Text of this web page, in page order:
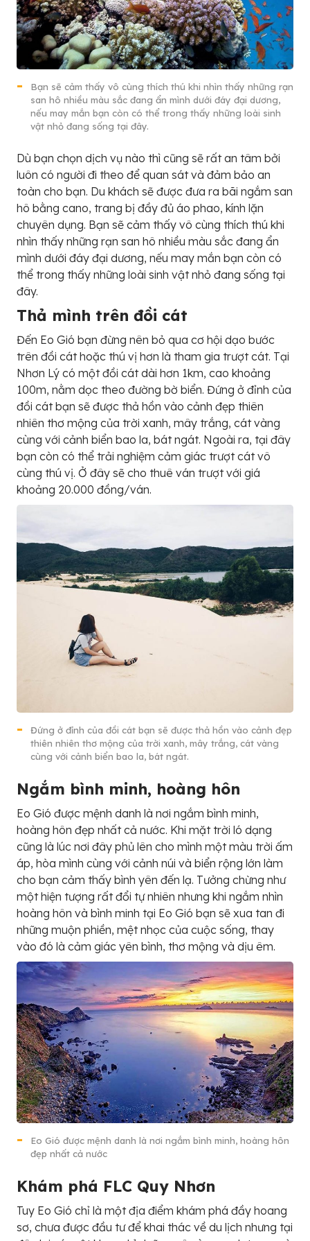
Bạn sẽ cảm thấy vô cùng thích thú khi nhìn thấy những rạn
san hô nhiều màu sắc đang ẩn mình dưới đáy đại dương,
nếu may mắn bạn còn có thể trong thấy những loài sinh
vật nhỏ đang sống tại đây.
Dù bạn chọn dịch vụ nào thì cũng sẽ rất an tâm bởi
luôn có người đi theo để quan sát và đảm bảo an
toàn cho bạn. Du khách sẽ được đưa ra bãi ngắm san
hô bằng cano, trang bị đầy đủ áo phao, kính lặn
chuyên dụng. Bạn sẽ cảm thấy vô cùng thích thú khi
nhìn thấy những rạn san hô nhiều màu sắc đang ẩn
mình dưới đáy đại dương, nếu may mắn bạn còn có
thể trong thấy những loài sinh vật nhỏ đang sống tại
đây.
Thả mình trên đồi cát
Đến Eo Gió bạn đừng nên bỏ qua cơ hội dạo bước
trên đồi cát hoặc thú vị hơn là tham gia trượt cát. Tại
Nhơn Lý có một đồi cát dài hơn 1km, cao khoảng
100m, nằm dọc theo đường bờ biển. Đứng ở đỉnh của
đồi cát bạn sẽ được thả hồn vào cảnh đẹp thiên
nhiên thơ mộng của trời xanh, mây trắng, cát vàng
cùng với cảnh biển bao la, bát ngát. Ngoài ra, tại đây
bạn còn có thể trải nghiệm cảm giác trượt cát vô
cùng thú vị. Ở đây sẽ cho thuê ván trượt với giá
khoảng 20.000 đồng/ván.
Đứng ở đỉnh của đồi cát bạn sẽ được thả hồn vào cảnh đẹp
thiên nhiên thơ mộng của trời xanh, mây trắng, cát vàng
cùng với cảnh biển bao la, bát ngát.
Ngắm bình minh, hoàng hôn
Eo Gió được mệnh danh là nơi ngắm bình minh,
hoàng hôn đẹp nhất cả nước. Khi mặt trời ló dạng
cũng là lúc nơi đây phủ lên cho mình một màu trời ấm
áp, hòa mình cùng với cảnh núi và biển rộng lớn làm
cho bạn cảm thấy bình yên đến lạ. Tưởng chừng như
một hiện tượng rất đổi tự nhiên nhưng khi ngắm nhìn
hoàng hôn và bình minh tại Eo Gió bạn sẽ xua tan đi
những muộn phiền, mệt nhọc của cuộc sống, thay
vào đó là cảm giác yên bình, thơ mộng và dịu êm.
Eo Gió được mệnh danh là nơi ngắm bình minh, hoàng hôn
đẹp nhất cả nước
Khám phá FLC Quy Nhơn
Tuy Eo Gió chỉ là một địa điểm khám phá đầy hoang
sơ, chưa được đầu tư để khai thác về du lịch nhưng tại